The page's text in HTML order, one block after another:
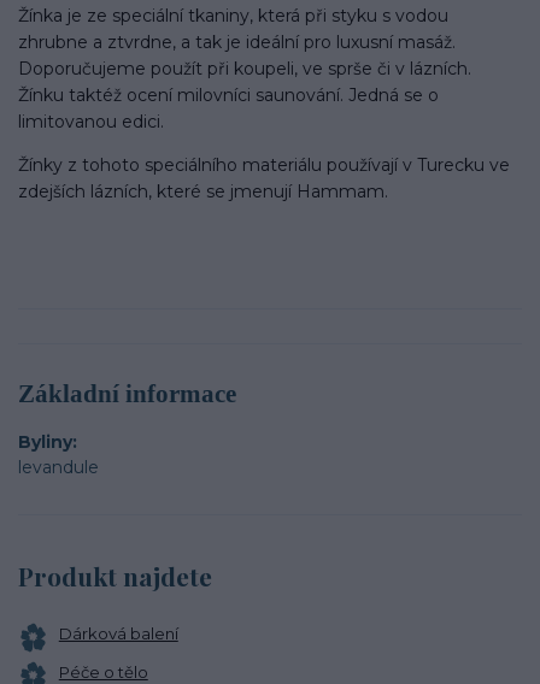
Žínka je ze speciální tkaniny, která při styku s vodou
zhrubne a ztvrdne, a tak je ideální pro luxusní masáž.
Doporučujeme použít při koupeli, ve sprše či v lázních.
Žínku taktéž ocení milovníci saunování. Jedná se o
limitovanou edici.
Žínky z tohoto speciálního materiálu používají v Turecku ve
zdejších lázních, které se jmenují Hammam.
Základní informace
Byliny
levandule
Produkt najdete
Dárková balení
Péče o tělo